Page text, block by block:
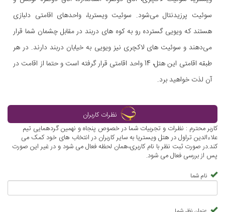
سوئیت پرزیدنتال می‌شود. سوئیت ویستریا، واحدهای اقامتی دلبازی
هستند که ویویی گسترده رو به کوه های دربند در مقابل چشمان شما قرار
می‌دهند و سوئیت های لاکچری نیز ویویی به خیابان دربند دارند. در هر
طبقه اقامتی این هتل، 14 واحد اقامتی قرار گرفته است و حتما از اقامت در
آن لذت خواهید برد.
نظرات کاربران
کاربر محترم : نظرات و تجربیات شما در خصوص پنجاه و نهمین گردهمایی تیم
علاءالدین تراول در هتل ویستریا به سایر کاربران در انتخاب های خود کمک می
کند.در صورت ثبت نظر با نام کاربری،همان لحظه فعال می شود و در غیر این صورت
پس از بررسی فعال می شود.
نام شما